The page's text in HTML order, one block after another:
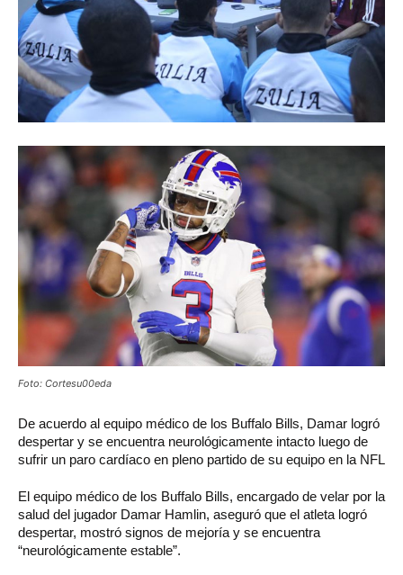
Foto: Cortesu00eda
De acuerdo al equipo médico de los Buffalo Bills, Damar logró
despertar y se encuentra neurológicamente intacto luego de
sufrir un paro cardíaco en pleno partido de su equipo en la NFL
El equipo médico de los Buffalo Bills, encargado de velar por la
salud del jugador Damar Hamlin, aseguró que el atleta logró
despertar, mostró signos de mejoría y se encuentra
“neurológicamente estable”.